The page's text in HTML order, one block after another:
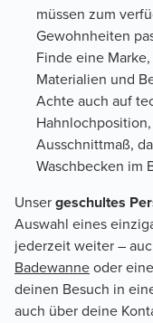
müssen zum
Gewohnheiten
Finde eine
Materialien und
Achte auch auf
Ausschnittmaß,
Waschbecken im
Unsergeschultes
Auswahl eines
jederzeit weiter –
Badewanneoder eine
deinen Besuch in
auch über deine